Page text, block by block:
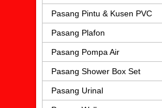
Pasang Pintu & Kusen PVC
Pasang Plafon
Pasang Pompa Air
Pasang Shower Box Set
Pasang Urinal